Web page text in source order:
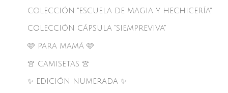
COLECCIÓN "ESCUELA DE MAGIA Y HECHICERÍA"
COLECCIÓN CÁPSULA "SIEMPREVIVA"
🩷 PARA MAMÁ 🩷
👚 CAMISETAS 👚
✨ EDICIÓN NUMERADA ✨